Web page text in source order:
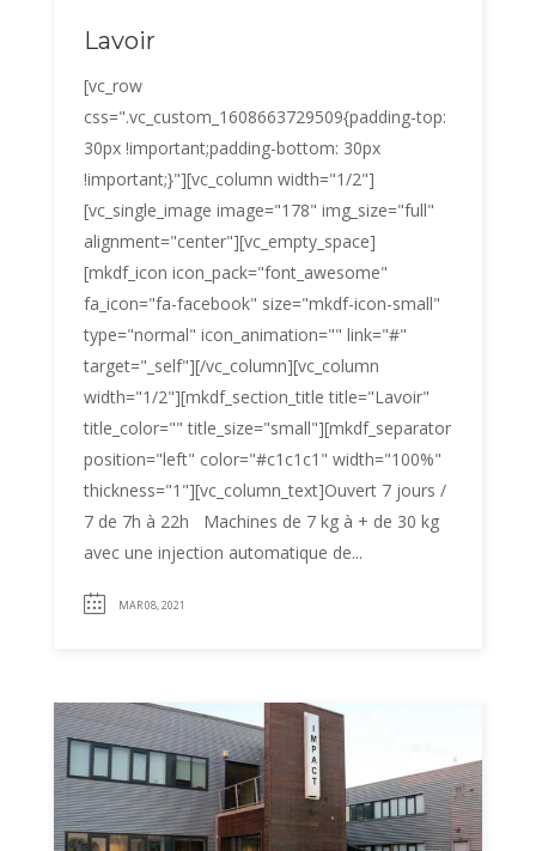
Lavoir
[vc_row
css=".vc_custom_1608663729509{padding-top:
30px !important;padding-bottom: 30px
!important;}"][vc_column width="1/2"]
[vc_single_image image="178" img_size="full"
alignment="center"][vc_empty_space]
[mkdf_icon icon_pack="font_awesome"
fa_icon="fa-facebook" size="mkdf-icon-small"
type="normal" icon_animation="" link="#"
target="_self"][/vc_column][vc_column
width="1/2"][mkdf_section_title title="Lavoir"
title_color="" title_size="small"][mkdf_separator
position="left" color="#c1c1c1" width="100%"
thickness="1"][vc_column_text]Ouvert 7 jours /
7 de 7h à 22h Machines de 7 kg à + de 30 kg
avec une injection automatique de...
MAR 08, 2021